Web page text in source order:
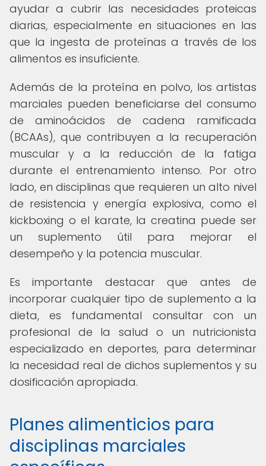
ayudar a cubrir las necesidades proteicas
diarias, especialmente en situaciones en las
que la ingesta de proteínas a través de los
alimentos es insuficiente.
Además de la proteína en polvo, los artistas
marciales pueden beneficiarse del consumo
de aminoácidos de cadena ramificada
(BCAAs), que contribuyen a la recuperación
muscular y a la reducción de la fatiga
durante el entrenamiento intenso. Por otro
lado, en disciplinas que requieren un alto nivel
de resistencia y energía explosiva, como el
kickboxing o el karate, la creatina puede ser
un suplemento útil para mejorar el
desempeño y la potencia muscular.
Es importante destacar que antes de
incorporar cualquier tipo de suplemento a la
dieta, es fundamental consultar con un
profesional de la salud o un nutricionista
especializado en deportes, para determinar
la necesidad real de dichos suplementos y su
dosificación apropiada.
Planes alimenticios para
disciplinas marciales